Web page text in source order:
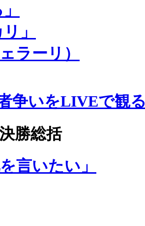
」
ラーリ）
争いをLIVEで観る
勝総括
言いたい」